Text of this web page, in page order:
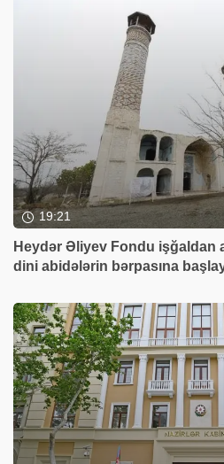
19:21
Heydər Əliyev Fondu işğaldan
dini abidələrin bərpasına